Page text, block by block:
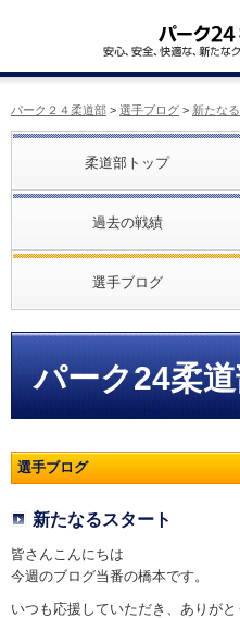
パーク２４柔道部 > 選手ブログ > 新たな
柔道部トップ
過去の戦績
選手ブログ
パーク24柔
選手ブログ
新たなるスタート
皆さんこんにちは
今週のブログ当番の橋本です。
いつも応援していただき、ありがと